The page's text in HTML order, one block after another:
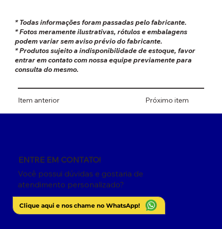
* Todas informações foram passadas pelo fabricante.
* Fotos meramente ilustrativas, rótulos e embalagens
podem variar sem aviso prévio do fabricante.
* Produtos sujeito a indisponibilidade de estoque, favor
entrar em contato com nossa equipe previamente para
consulta do mesmo.
Próximo item
Item anterior
Você possui dúvidas e gostaria de
atendimento personalizado?
ENTRE EM CONTATO!
Clique aqui e nos chame no WhatsApp!